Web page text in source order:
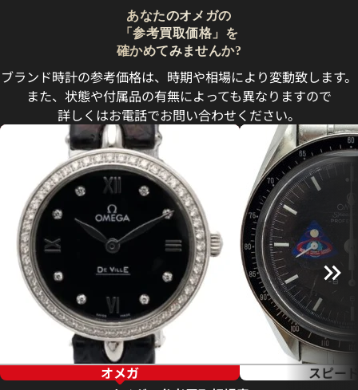
あなたのオメガの
「参考買取価格」を
確かめてみませんか?
ブランド時計の参考価格は、時期や相場により変動致します。
また、状態や付属品の有無によっても異なりますので
詳しくはお電話でお問い合わせください。
オメガ
スピー